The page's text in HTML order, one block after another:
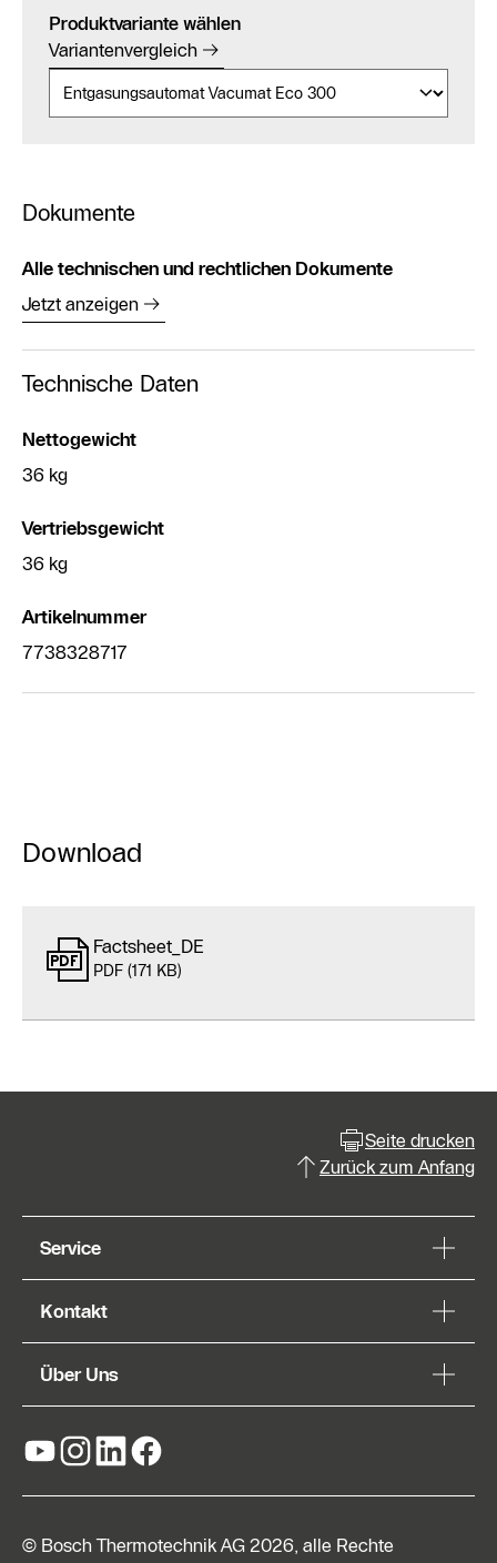
Produktvariante wählen
Variantenvergleich
Dokumente
Alle technischen und rechtlichen Dokumente
Jetzt anzeigen
Technische Daten
Nettogewicht
36 kg
Vertriebsgewicht
36 kg
Artikelnummer
7738328717
Download
Factsheet_DE
PDF (171 KB)
Seite drucken
Zurück zum Anfang
Service
Kontakt
Über Uns
© Bosch Thermotechnik AG 2026, alle Rechte